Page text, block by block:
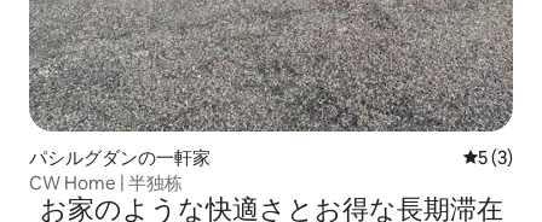
パシルグダンの一軒家 レビュー
5 (3)
CW Home | 半独栋
お家のような快⁠適⁠さ⁠とお⁠得⁠な長⁠期⁠滞⁠在